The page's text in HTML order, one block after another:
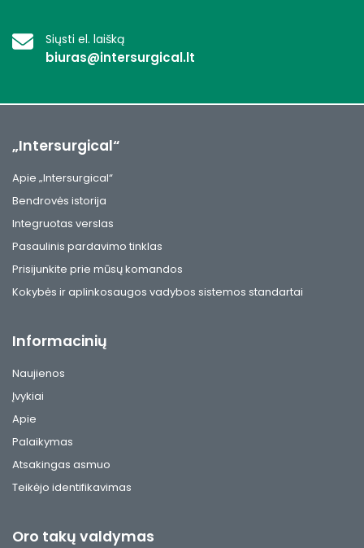
Siųsti el. laišką
biuras@intersurgical.lt
„Intersurgical“
Apie „Intersurgical“
Bendrovės istorija
Integruotas verslas
Pasaulinis pardavimo tinklas
Prisijunkite prie mūsų komandos
Kokybės ir aplinkosaugos vadybos sistemos standartai
Informacinių
Naujienos
Įvykiai
Apie
Palaikymas
Atsakingas asmuo
Teikėjo identifikavimas
Oro takų valdymas